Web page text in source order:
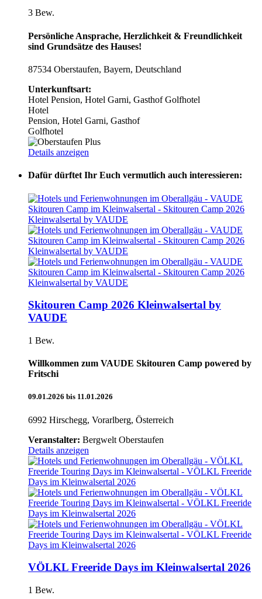
3 Bew.
Persönliche Ansprache, Herzlichkeit & Freundlichkeit
sind Grundsätze des Hauses!
87534 Oberstaufen, Bayern, Deutschland
Unterkunftsart:
Hotel Pension, Hotel Garni, GasthofGolfhotel
Hotel
Pension, Hotel Garni, Gasthof
Golfhotel
Details anzeigen
Dafür dürftet Ihr Euch vermutlich auch interessieren:
Skitouren Camp 2026 Kleinwalsertal by
VAUDE
1 Bew.
Willkommen zum VAUDE Skitouren Camp powered by
Fritschi
09.01.2026 bis 11.01.2026
6992 Hirschegg, Vorarlberg, Österreich
Veranstalter: Bergwelt Oberstaufen
Details anzeigen
VÖLKL Freeride Days im Kleinwalsertal 2026
1 Bew.